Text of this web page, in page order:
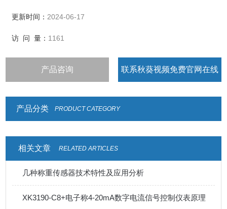
更新时间： 2024-06-17
访 问 量： 1161
产品咨询 联系秋葵视频免费官网在线
产品分类
PRODUCT CATEGORY
相关文章 RELATED ARTICLES
几种称重传感器技术特性及应用分析
XK3190-C8+电子称4-20mA数字电流信号控制仪表原理